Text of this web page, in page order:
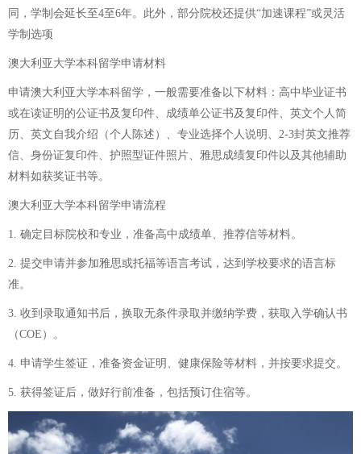
同，学制会延长至4至6年。此外，部分院校还提供“加速课程”或灵活
学制选项
澳大利亚大学本科留学申请材料
申请澳大利亚大学本科留学，一般需要准备以下材料：高中毕业证书
或在读证明的公证书及复印件、成绩单公证书及复印件、英文个人简
历、英文自我介绍（个人陈述）、专业选择个人说明、2-3封英文推荐
信、身份证复印件、护照型证件照片、雅思成绩复印件以及其他辅助
材料如获奖证书等。
澳大利亚大学本科留学申请流程
1. 确定目标院校和专业，准备高中成绩单、推荐信等材料。
2. 提交申请并参加雅思或托福等语言考试，达到学校要求的语言标
准。
3. 收到录取通知书后，换取无条件录取并缴纳学费，获取入学确认书
（COE）。
4. 申请学生签证，准备资金证明、健康保险等材料，并按要求提交。
5. 获得签证后，做好行前准备，包括预订住宿等。